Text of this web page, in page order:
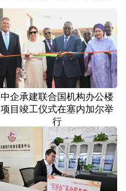
中企承建联合国机构办公楼
项目竣工仪式在塞内加尔举
行